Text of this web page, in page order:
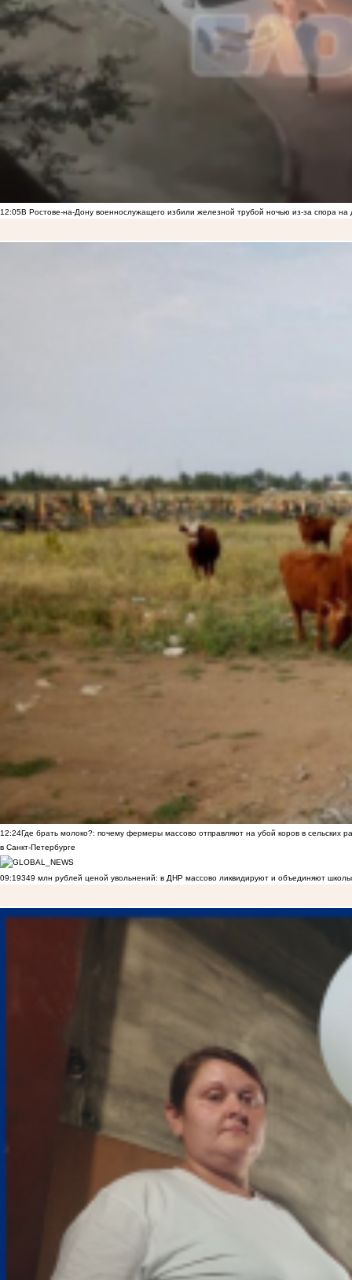
12:05В Ростове-на-Дону военнослужащего избили железной трубой ночью из-за спора на
12:24Где брать молоко?: почему фермеры массово отправляют на убой коров в сельских
в Санкт-Петербурге
09:19349 млн рублей ценой увольнений: в ДНР массово ликвидируют и объединяют